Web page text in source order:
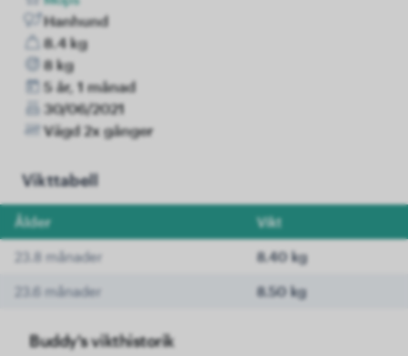
Hanhund
8.4 kg
8 kg
5 år, 1 månad
30/06/2021
Vägd 2x gånger
Vikttabell
Ålder Vikt
23.8 månader 8.40 kg
23.6 månader 8.50 kg
Buddy's vikthistorik